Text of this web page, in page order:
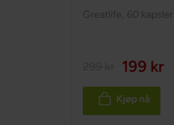
Greatlife 60 kapsler
199 kr
Kjøp nå